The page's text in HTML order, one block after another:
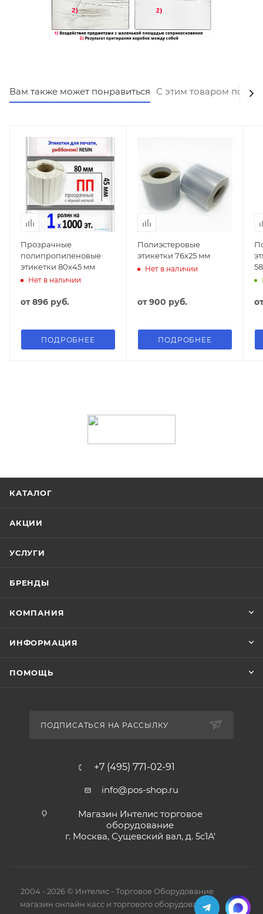
Вам также может понравиться С этим товаром
Прозрачные
полипропиленовые
этикетки 80х45 мм
Нет в наличии
от896 руб.
ПОДРОБНЕЕ
Полиэстеровые
этикетки 76х25 мм
Нет в наличии
от900 руб.
ПОДРОБНЕЕ
КАТАЛОГ
АКЦИИ
УСЛУГИ
БРЕНДЫ
КОМПАНИЯ
ИНФОРМАЦИЯ
ПОМОЩЬ
ПОДПИСАТЬСЯ НА РАССЫЛКУ
+7 (495) 771-02-91
info@pos-shop.ru
Магазин Интелис торговое
оборудование
г. Москва, Сущевский вал, д. 5с1А'
2004 - 2026 © Интелис - Торговое Оборудование
магазин онлайн касс и торгового оборудования.